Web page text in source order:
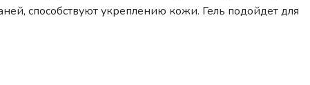
способствуют укреплению кожи. Гель подойдет для